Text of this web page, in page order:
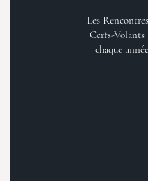
Les
Cerfs-Volants
chaque